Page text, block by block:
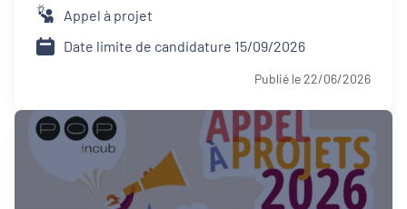
Dynamiques territoriales pour l’emploi
Date de publication
Type d'appel
Appel à projet
Date limite de candidature 15/09/2026
Publié le 22/06/2026